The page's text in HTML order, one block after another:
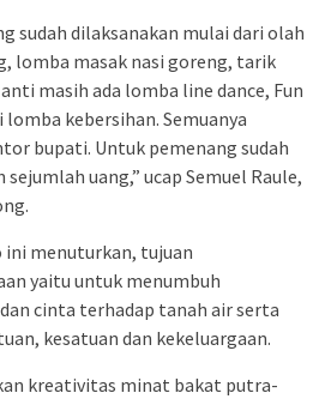
sudah dilaksanakan mulai dari olah
lomba masak nasi goreng, tarik
masih ada lomba line dance, Fun
kebersihan. Semuanya
bupati. Untuk pemenang sudah
uang,” ucap Semuel Raule,
ini menuturkan, tujuan
yaitu untuk menumbuh
cinta terhadap tanah air serta
kesatuan dan kekeluargaan.
kreativitas minat bakat putra-